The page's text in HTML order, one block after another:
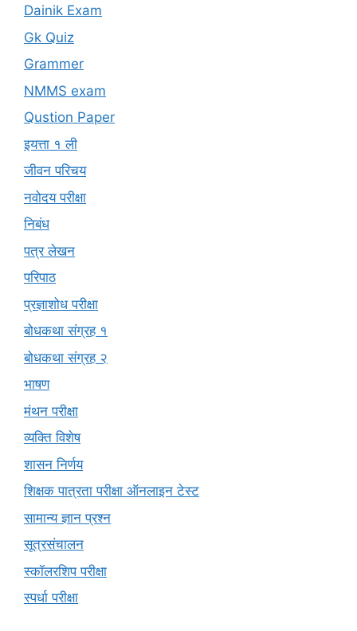
Dainik Exam
Gk Quiz
Grammer
NMMS exam
Qustion Paper
इयत्ता १ ली
जीवन परिचय
नवोदय परीक्षा
निबंध
पत्र लेखन
परिपाठ
प्रज्ञाशोध परीक्षा
बोधकथा संग्रह १
बोधकथा संग्रह २
भाषण
मंथन परीक्षा
व्यक्ति विशेष
शासन निर्णय
शिक्षक पात्रता परीक्षा ऑनलाइन टेस्ट
सामान्य ज्ञान प्रश्न
सूत्रसंचालन
स्कॉलरशिप परीक्षा
स्पर्धा परीक्षा